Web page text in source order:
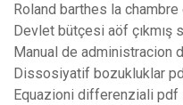
Roland barthes la
Devlet bütçesi aöf çıkmış
Manual de administracion
Dissosiyatif bozukluklar
Equazioni differenziali pdf